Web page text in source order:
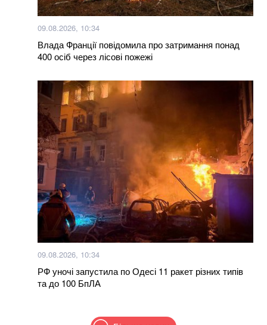
09.08.2026, 10:34
Влада Франції повідомила про затримання понад
400 осіб через лісові пожежі
09.08.2026, 10:34
РФ уночі запустила по Одесі 11 ракет різних типів
та до 100 БпЛА